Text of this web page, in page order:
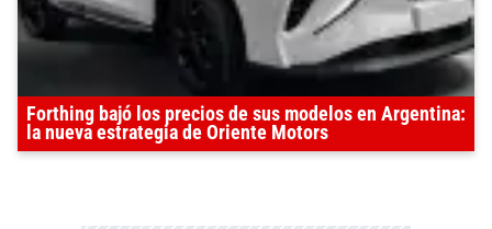
Forthing bajó los precios de sus modelos en Argentina:
la nueva estrategia de Oriente Motors